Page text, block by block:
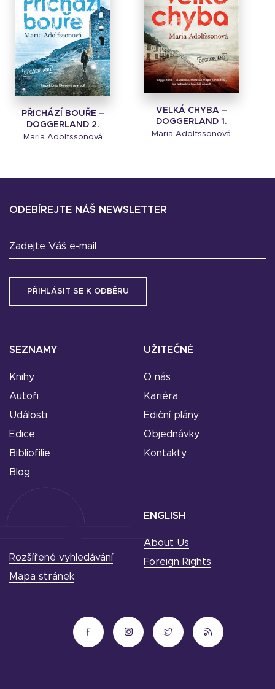
PŘICHÁZÍ BOUŘE –
DOGGERLAND 2.
Maria Adolfssonová
VELKÁ CHYBA –
DOGGERLAND 1.
Maria Adolfssonová
SEZNAMY
Knihy
Autoři
Události
Edice
Bibliofilie
Blog
UŽITEČNÉ
O nás
Kariéra
Ediční plány
Objednávky
Kontakty
ODEBÍREJTE NÁŠ NEWSLETTER
Zadejte Váš e-mail
ENGLISH
About Us
Foreign Rights
Rozšířené vyhledávání
Mapa stránek